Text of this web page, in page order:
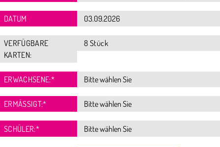
DATUM
VERFÜGBARE
KARTEN:
8 Stück
ERWACHSENE:*
ERMÄSSIGT:*
SCHÜLER:*